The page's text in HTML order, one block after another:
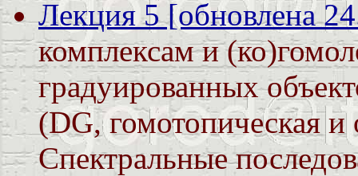
Лекция 5 [обновлена
комплексам и
градуированных
(DG, гомотопическая
Спектральные